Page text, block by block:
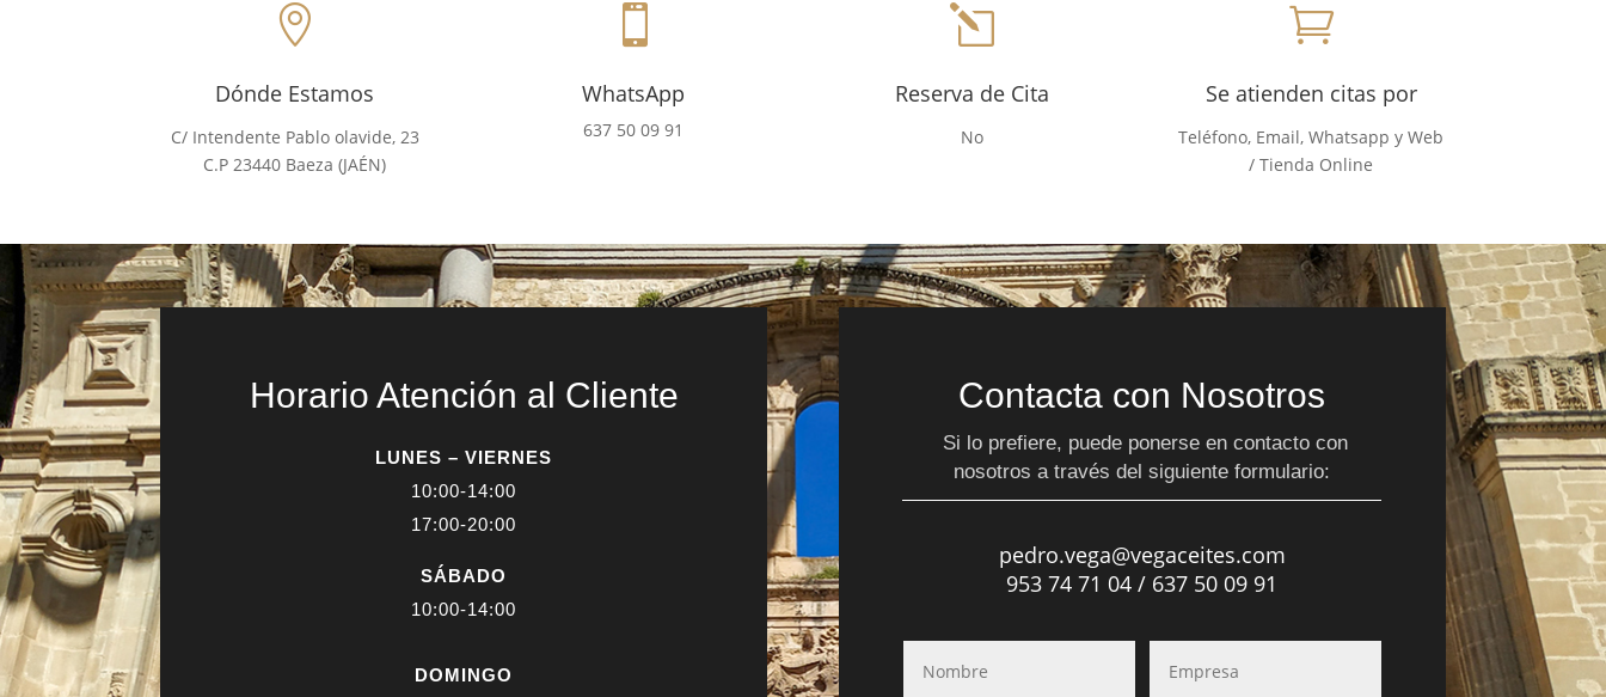

Dónde Estamos
C/ Intendente Pablo olavide, 23
C.P 23440 Baeza (JAÉN)

WhatsApp
637 50 09 91
l
Reserva de Cita
No

Se atienden citas por
Teléfono, Email, Whatsapp y Web
/ Tienda Online
Horario Atención al Cliente
LUNES – VIERNES
10:00-14:00
17:00-20:00
SÁBADO
10:00-14:00
DOMINGO
Contacta con Nosotros
Si lo prefiere, puede ponerse en contacto con
nosotros a través del siguiente formulario:
pedro.vega@vegaceites.com
953 74 71 04 / 637 50 09 91